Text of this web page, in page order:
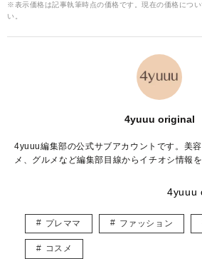
※表示価格は記事執筆時点の価格です。現在の価格につ
い。
4yuuu original
4yuuu編集部の公式サブアカウントです。美
メ、グルメなど編集部目線からイチオシ情報
4yuuu
プレママ ファッション
コスメ